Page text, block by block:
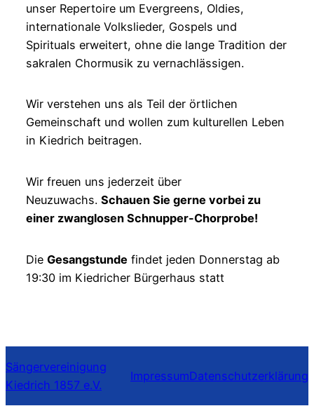
unser Repertoire um Evergreens, Oldies,
internationale Volkslieder, Gospels und
Spirituals erweitert, ohne die lange Tradition der
sakralen Chormusik zu vernachlässigen.
Wir verstehen uns als Teil der örtlichen
Gemeinschaft und wollen zum kulturellen Leben
in Kiedrich beitragen.
Wir freuen uns jederzeit über
Neuzuwachs. Schauen Sie gerne vorbei zu
einer zwanglosen Schnupper-Chorprobe!
Die Gesangstunde findet jeden Donnerstag ab
19:30 im Kiedricher Bürgerhaus statt
Sängervereinigung
Kiedrich 1857 e.V.
ImpressumDatenschutzerklärung